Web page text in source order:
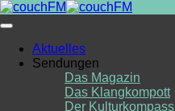
Skip
to
Aktuelles
Sendungen
Das Magazin
Das Klangkompott
Der Kulturkompass